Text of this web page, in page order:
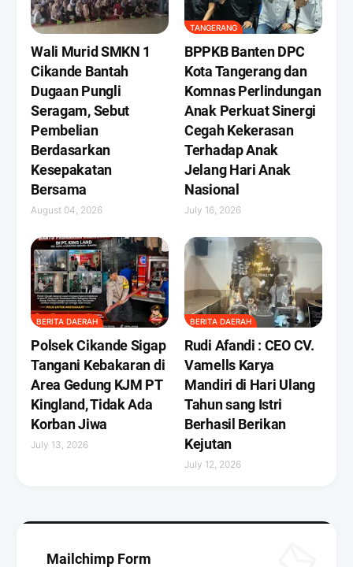
Wali Murid SMKN 1
Cikande Bantah
Dugaan Pungli
Seragam, Sebut
Pembelian
Berdasarkan
Kesepakatan
Bersama
August 04, 2026
TANGERANG
BPPKB Banten DPC
Kota Tangerang dan
Komnas Perlindungan
Anak Perkuat Sinergi
Cegah Kekerasan
Terhadap Anak
Jelang Hari Anak
Nasional
July 16, 2026
BERITA DAERAH
Polsek Cikande Sigap
Tangani Kebakaran di
Area Gedung KJM PT
Kingland, Tidak Ada
Korban Jiwa
July 13, 2026
BERITA DAERAH
Rudi Afandi : CEO CV.
Vamells Karya
Mandiri di Hari Ulang
Tahun sang Istri
Berhasil Berikan
Kejutan ‎
July 12, 2026
Mailchimp Form